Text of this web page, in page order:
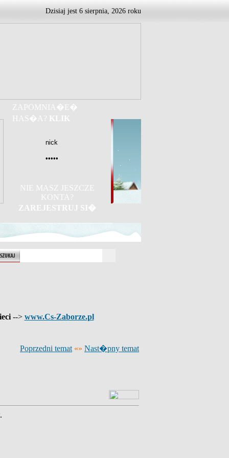
Dzisiaj jest 6 sierpnia, 2026 roku
ZAPOMNIA�E�
HAS�A? KLIK
NIE MASZ JESZCZE
KONTA?
ZAREJESTRUJ SI�
--> www.Cs-Zaborze.pl
Poprzedni temat «» Nast�pny temat